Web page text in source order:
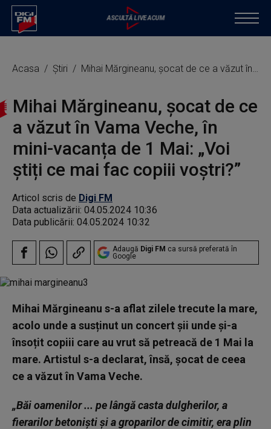
Acasa Știri Mihai Mărgineanu, șocat de ce a văzut în Vama Veche, în mini-vacanța de 1 Mai: „Voi știți ce mai fac copiii voștri?”
Mihai Mărgineanu, șocat de ce
a văzut în Vama Veche, în
mini-vacanța de 1 Mai: „Voi
știți ce mai fac copiii voștri?”
Articol scris de Digi FM
Data actualizării: 04.05.2024 10:36
Data publicării: 04.05.2024 10:32
Adaugă Digi FM ca sursă preferată în
Google
Mihai Mărgineanu s-a aflat zilele trecute la mare,
acolo unde a susținut un concert șii unde și-a
însoțit copiii care au vrut să petreacă de 1 Mai la
mare. Artistul s-a declarat, însă, șocat de ceea
ce a văzut în Vama Veche.
„Băi oamenilor ... pe lângă casta dulgherilor, a
fierarilor betoniști și a groparilor de cimitir, era plin